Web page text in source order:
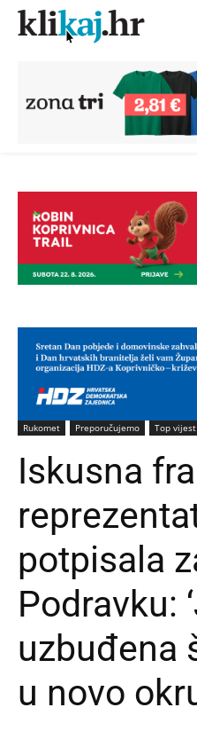
Rukomet Preporučujemo Top vijest
Iskusna
potpisala
Podravku:
uzbuđena
u novo